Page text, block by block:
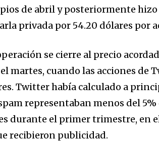
de abril y posteriormente
privada por 54.20 dólares por
se cierre al precio
martes, cuando las acciones de
Twitter había calculado a
representaban menos del 5%
durante el primer trimestre, en
recibieron publicidad.